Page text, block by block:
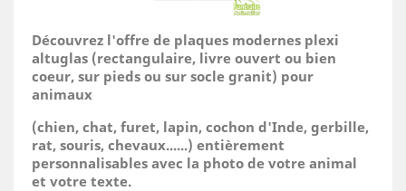
Découvrez l'offre de plaques modernes plexi
altuglas (rectangulaire, livre ouvert ou bien
coeur, sur pieds ou sur socle granit) pour
animaux
(chien, chat, furet, lapin, cochon d'Inde, gerbille,
rat, souris, chevaux......) entièrement
personnalisables avec la photo de votre animal
et votre texte.